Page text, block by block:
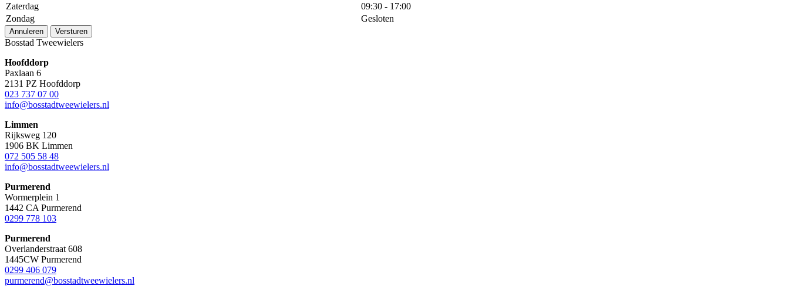
Zaterdag
09:30 - 17:00
Zondag
Gesloten
Annuleren Versturen
Bosstad Tweewielers
Hoofddorp
Paxlaan 6
2131 PZ Hoofddorp
023 737 07 00
info@bosstadtweewielers.nl
Limmen
Rijksweg 120
1906 BK Limmen
072 505 58 48
info@bosstadtweewielers.nl
Purmerend
Wormerplein 1
1442 CA Purmerend
0299 778 103
Purmerend
Overlanderstraat 608
1445CW Purmerend
0299 406 079
purmerend@bosstadtweewielers.nl